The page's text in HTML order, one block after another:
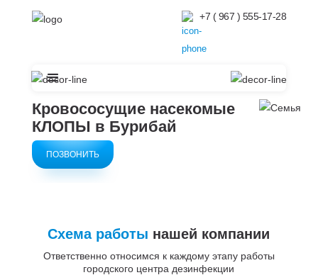
+7 ( 967 ) 555-17-28
Кровососущие насекомые
КЛОПЫ в Бурибай
ПОЗВОНИТЬ
Схема работы нашей компании
Ответственно относимся к каждому этапу работы
городского центра дезинфекции